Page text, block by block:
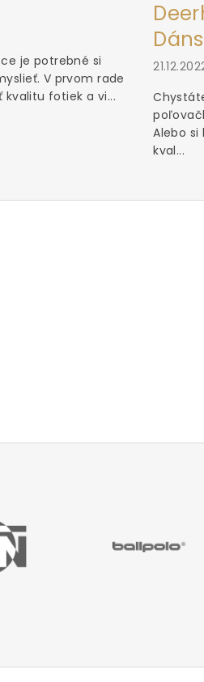
je potrebné si
V prvom rade
kvalitu fotiek a vi...
Alebo
kval...